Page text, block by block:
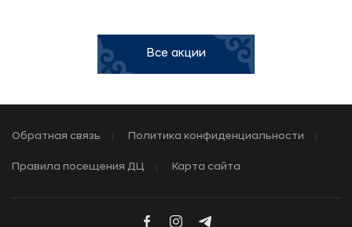
Все акции
Обратная связь Политика конфиденциальности
Правила посещения ДЦ Карта сайта